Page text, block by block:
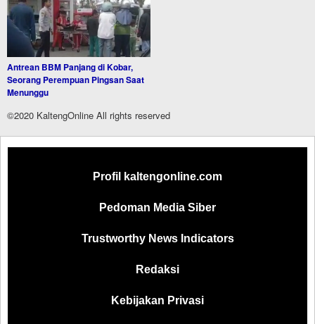
Antrean BBM Panjang di Kobar,
Seorang Perempuan Pingsan Saat
Menunggu
©2020 KaltengOnline All rights reserved
Profil kaltengonline.com
Pedoman Media Siber
Trustworthy News Indicators
Redaksi
Kebijakan Privasi